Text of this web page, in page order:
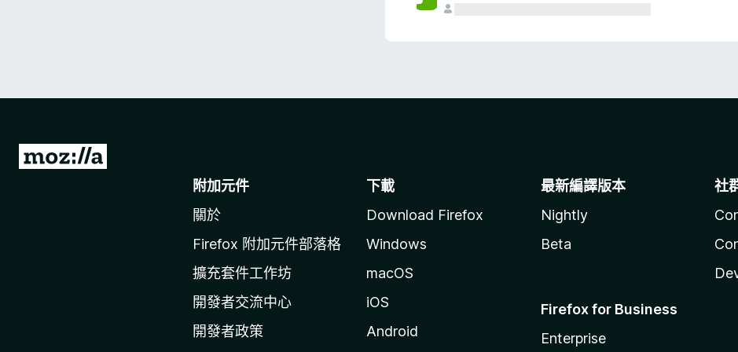
前
附加元件
關於
Firefox 附加元件部落格
擴充套件工作坊
開發者交流中心
開發者政策
下載
Download Firefox
Windows
macOS
iOS
Android
最新編譯版本
Nightly
Beta
Firefox for Business
Enterprise
社